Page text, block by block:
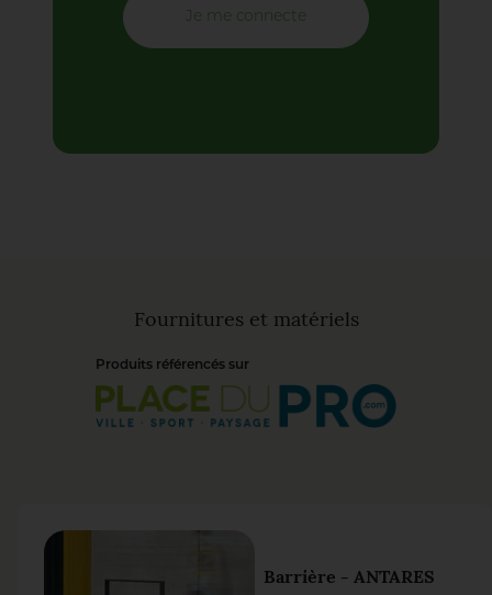
Je me connecte
Fournitures et matériels
Produits référencés sur
Barrière - ANTARES